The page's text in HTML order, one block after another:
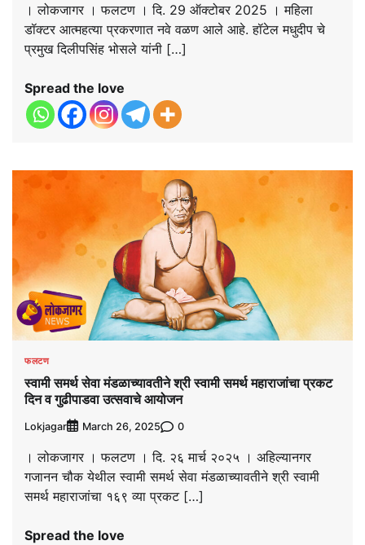
। लोकजागर । फलटण । दि. 29 ऑक्टोबर 2025 । महिला
डॉक्टर आत्महत्या प्रकरणात नवे वळण आले आहे. हॉटेल मधुदीप चे
प्रमुख दिलीपसिंह भोसले यांनी […]
Spread the love
फलटण
स्वामी समर्थ सेवा मंडळाच्यावतीने श्री स्वामी समर्थ महाराजांचा प्रकट
दिन व गुढीपाडवा उत्सवाचे आयोजन
Lokjagar March 26, 2025 0
। लोकजागर । फलटण । दि. २६ मार्च २०२५ । अहिल्यानगर
गजानन चौक येथील स्वामी समर्थ सेवा मंडळाच्यावतीने श्री स्वामी
समर्थ महाराजांचा १६९ व्या प्रकट […]
Spread the love